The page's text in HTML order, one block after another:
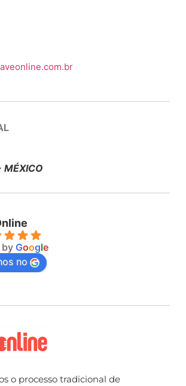
by Google
no
o processo tradicional de